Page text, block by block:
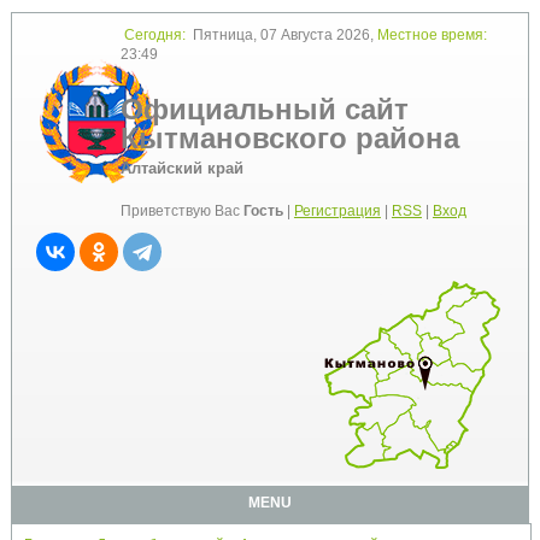
Сегодня:Пятница, 07 Августа 2026, Местное время:
23:49
Официальный сайт
Кытмановского района
Алтайский край
Приветствую Вас Гость| Регистрация RSS| Вход
MENU